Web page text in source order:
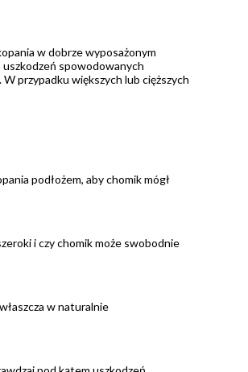
w dobrze wyposażonym
uszkodzeń spowodowanych
przypadku większych lub cięższych
podłożem, aby chomik mógł
i czy chomik może swobodnie
w naturalnie